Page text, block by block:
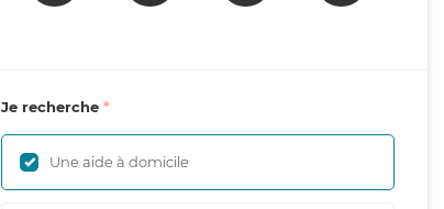
Je recherche
Une aide à domicile